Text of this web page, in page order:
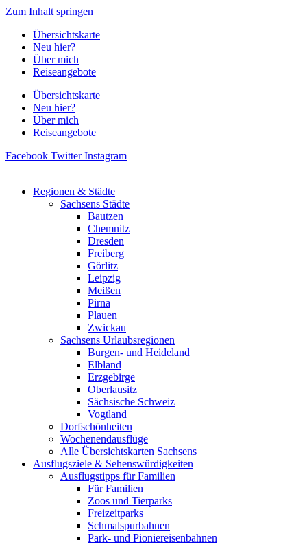
Zum Inhalt springen
Übersichtskarte
Neu hier?
Über mich
Reiseangebote
Übersichtskarte
Neu hier?
Über mich
Reiseangebote
Facebook Twitter Instagram
Regionen & Städte
Sachsens Städte
Bautzen
Chemnitz
Dresden
Freiberg
Görlitz
Leipzig
Meißen
Pirna
Plauen
Zwickau
Sachsens Urlaubsregionen
Burgen- und Heideland
Elbland
Erzgebirge
Oberlausitz
Sächsische Schweiz
Vogtland
Dorfschönheiten
Wochenendausflüge
Alle Übersichtskarten Sachsens
Ausflugsziele & Sehenswürdigkeiten
Ausflugstipps für Familien
Für Familien
Zoos und Tierparks
Freizeitparks
Schmalspurbahnen
Park- und Pioniereisenbahnen